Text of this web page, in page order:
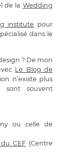
de la Wedding
institute pour
dans le
? De mon
Le Blog de
n’existe plus
sont souvent
ou celle de
CEF (Centre